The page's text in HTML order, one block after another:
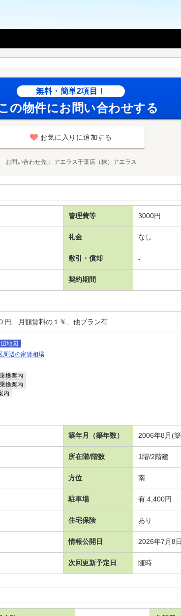
無料・簡単2項目！
の物件にお問い合わせする
お気に入りに追加する
お問い合わせ先 アエラス千葉店（株）アエラス
管理費等 3000円
礼金 なし
敷引・償却 -
契約期間
円、月額賃料の１％、他プラン有
地図
周辺の家賃相場
乗換案内
乗換案内
内
築年月（築年数） 2006年8月(
所在階/階数 1階/2階建
方位 南
駐車場 有 4,400円
住宅保険 あり
情報公開日 2026年7月8日
次回更新予定日 随時